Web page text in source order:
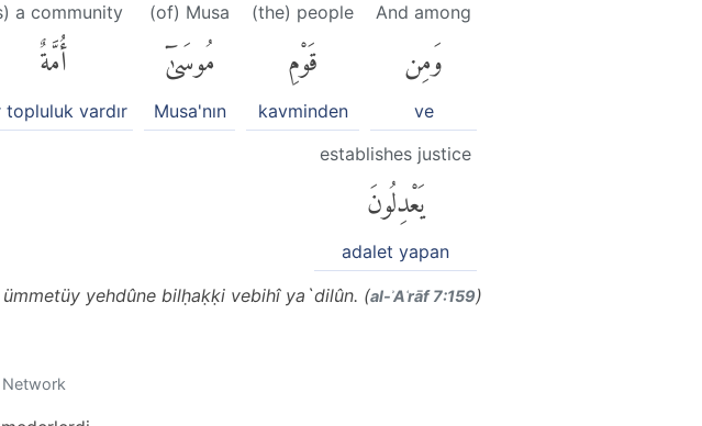
And among
وَمِن
ve
(the) people
قَوْمِ
kavminden
(of) Musa
مُوسَىٰٓ
Musa'nın
a community
أُمَّةٌ
topluluk vardır
establishes justice
يَعْدِلُونَ
adalet yapan
yehdûne bilḥaḳḳi vebihî ya`dilûn. (al-ʾAʿrāf 7:159)